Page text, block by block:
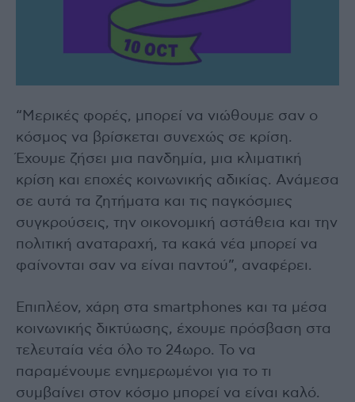
“Μερικές φορές, μπορεί να νιώθουμε σαν ο
κόσμος να βρίσκεται συνεχώς σε κρίση.
Έχουμε ζήσει μια πανδημία, μια κλιματική
κρίση και εποχές κοινωνικής αδικίας. Ανάμεσα
σε αυτά τα ζητήματα και τις παγκόσμιες
συγκρούσεις, την οικονομική αστάθεια και την
πολιτική αναταραχή, τα κακά νέα μπορεί να
φαίνονται σαν να είναι παντού”, αναφέρει.
Επιπλέον, χάρη στα smartphones και τα μέσα
κοινωνικής δικτύωσης, έχουμε πρόσβαση στα
τελευταία νέα όλο το 24ωρο. Το να
παραμένουμε ενημερωμένοι για το τι
συμβαίνει στον κόσμο μπορεί να είναι καλό.